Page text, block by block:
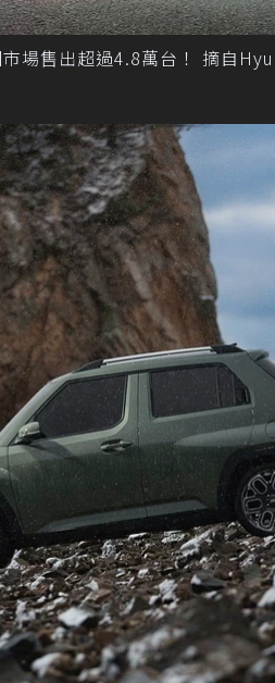
場售出超過4.8萬台！ 摘自